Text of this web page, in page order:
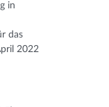
in
das
2022